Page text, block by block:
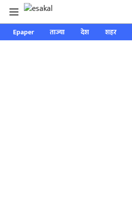
Epaper ताज्या देश शहर